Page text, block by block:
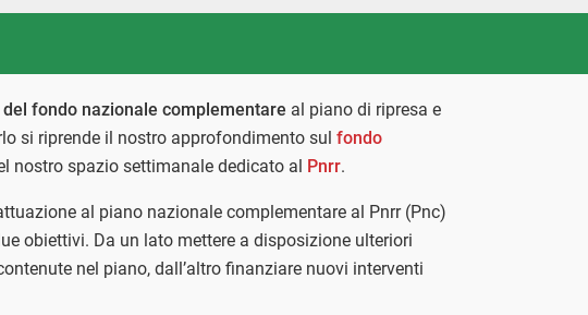
fondo nazionale complementare al piano di ripresa e
si riprende il nostro approfondimento sul fondo
nostro spazio settimanale dedicato al Pnrr.
al piano nazionale complementare al Pnrr (Pnc)
obiettivi. Da un lato mettere a disposizione ulteriori
nel piano, dall’altro finanziare nuovi interventi